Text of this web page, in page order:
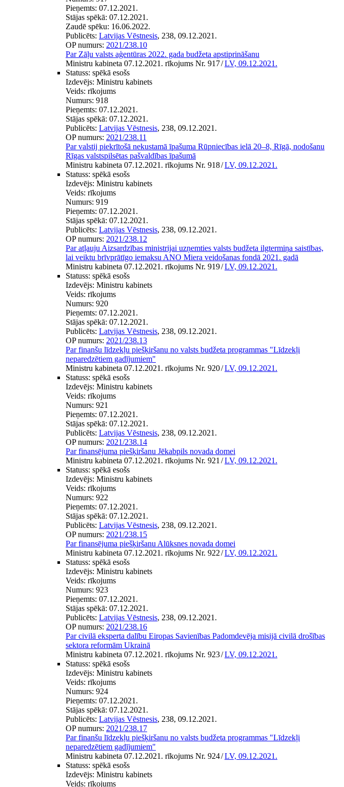
Pieņemts: 07.12.2021.
Stājas spēkā: 07.12.2021.
Zaudē spēku: 16.06.2022.
Publicēts: Latvijas Vēstnesis, 238, 09.12.2021.
OP numurs: 2021/238.10
Par Zāļu valsts aģentūras 2022. gada budžeta apstiprināšanu
Ministru kabineta 07.12.2021. rīkojums Nr. 917/LV, 09.12.2021.
Statuss: spēkā esošs
Izdevējs: Ministru kabinets
Veids: rīkojums
Numurs: 918
Pieņemts: 07.12.2021.
Stājas spēkā: 07.12.2021.
Publicēts: Latvijas Vēstnesis, 238, 09.12.2021.
OP numurs: 2021/238.11
Par valstij piekrītošā nekustamā īpašuma Rūpniecības ielā 20–8, Rīgā, nodošanu
Rīgas valstspilsētas pašvaldības īpašumā
Ministru kabineta 07.12.2021. rīkojums Nr. 918/LV, 09.12.2021.
Statuss: spēkā esošs
Izdevējs: Ministru kabinets
Veids: rīkojums
Numurs: 919
Pieņemts: 07.12.2021.
Stājas spēkā: 07.12.2021.
Publicēts: Latvijas Vēstnesis, 238, 09.12.2021.
OP numurs: 2021/238.12
Par atļauju Aizsardzības ministrijai uzņemties valsts budžeta ilgtermiņa saistības,
lai veiktu brīvprātīgo iemaksu ANO Miera veidošanas fondā 2021. gadā
Ministru kabineta 07.12.2021. rīkojums Nr. 919/LV, 09.12.2021.
Statuss: spēkā esošs
Izdevējs: Ministru kabinets
Veids: rīkojums
Numurs: 920
Pieņemts: 07.12.2021.
Stājas spēkā: 07.12.2021.
Publicēts: Latvijas Vēstnesis, 238, 09.12.2021.
OP numurs: 2021/238.13
Par finanšu līdzekļu piešķiršanu no valsts budžeta programmas "Līdzekļi
neparedzētiem gadījumiem"
Ministru kabineta 07.12.2021. rīkojums Nr. 920/LV, 09.12.2021.
Statuss: spēkā esošs
Izdevējs: Ministru kabinets
Veids: rīkojums
Numurs: 921
Pieņemts: 07.12.2021.
Stājas spēkā: 07.12.2021.
Publicēts: Latvijas Vēstnesis, 238, 09.12.2021.
OP numurs: 2021/238.14
Par finansējuma piešķiršanu Jēkabpils novada domei
Ministru kabineta 07.12.2021. rīkojums Nr. 921 /LV, 09.12.2021.
Statuss: spēkā esošs
Izdevējs: Ministru kabinets
Veids: rīkojums
Numurs: 922
Pieņemts: 07.12.2021.
Stājas spēkā: 07.12.2021.
Publicēts: Latvijas Vēstnesis, 238, 09.12.2021.
OP numurs: 2021/238.15
Par finansējuma piešķiršanu Alūksnes novada domei
Ministru kabineta 07.12.2021. rīkojums Nr. 922/LV, 09.12.2021.
Statuss: spēkā esošs
Izdevējs: Ministru kabinets
Veids: rīkojums
Numurs: 923
Pieņemts: 07.12.2021.
Stājas spēkā: 07.12.2021.
Publicēts: Latvijas Vēstnesis, 238, 09.12.2021.
OP numurs: 2021/238.16
Par civilā eksperta dalību Eiropas Savienības Padomdevēja misijā civilā drošības
sektora reformām Ukrainā
Ministru kabineta 07.12.2021. rīkojums Nr. 923/LV, 09.12.2021.
Statuss: spēkā esošs
Izdevējs: Ministru kabinets
Veids: rīkojums
Numurs: 924
Pieņemts: 07.12.2021.
Stājas spēkā: 07.12.2021.
Publicēts: Latvijas Vēstnesis, 238, 09.12.2021.
OP numurs: 2021/238.17
Par finanšu līdzekļu piešķiršanu no valsts budžeta programmas "Līdzekļi
neparedzētiem gadījumiem"
Ministru kabineta 07.12.2021. rīkojums Nr. 924/LV, 09.12.2021.
Statuss: spēkā esošs
Izdevējs: Ministru kabinets
Veids: rīkojums